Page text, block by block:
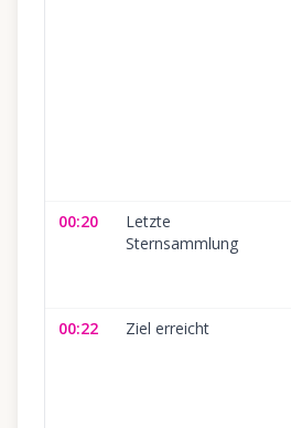
00:20
Letzte
Sternsammlung
00:22
Ziel erreicht